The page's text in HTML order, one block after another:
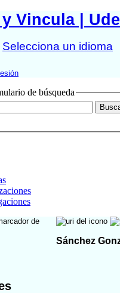
Vincula |
Selecciona un idioma
de búsqueda
Sánchez